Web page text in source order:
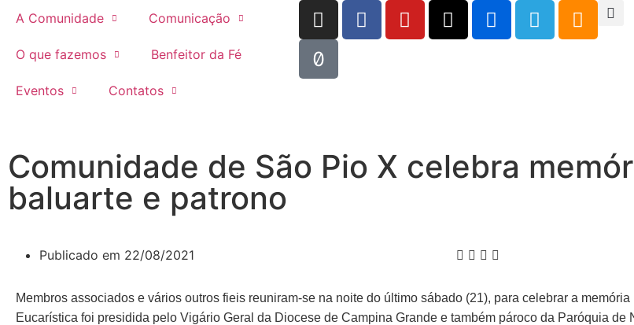
A Comunidade Comunicação
O que fazemos Benfeitor da Fé
Eventos Contatos
Comunidade de São Pio X celebra
baluarte e patrono
Publicado em 22/08/2021
Membros associados e vários outros fieis reuniram-se na noite do último sábado (21), para celebrar a
Eucarística foi presidida pelo Vigário Geral da Diocese de Campina Grande e também pároco da Paróquia